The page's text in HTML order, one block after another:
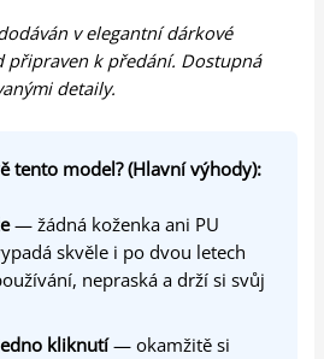
v elegantní dárkové
připraven k předání. Dostupná
detaily.
tento model? (Hlavní výhody):
— žádná koženka ani PU
skvěle i po dvou letech
nepraská a drží si svůj
kliknutí— okamžitě si